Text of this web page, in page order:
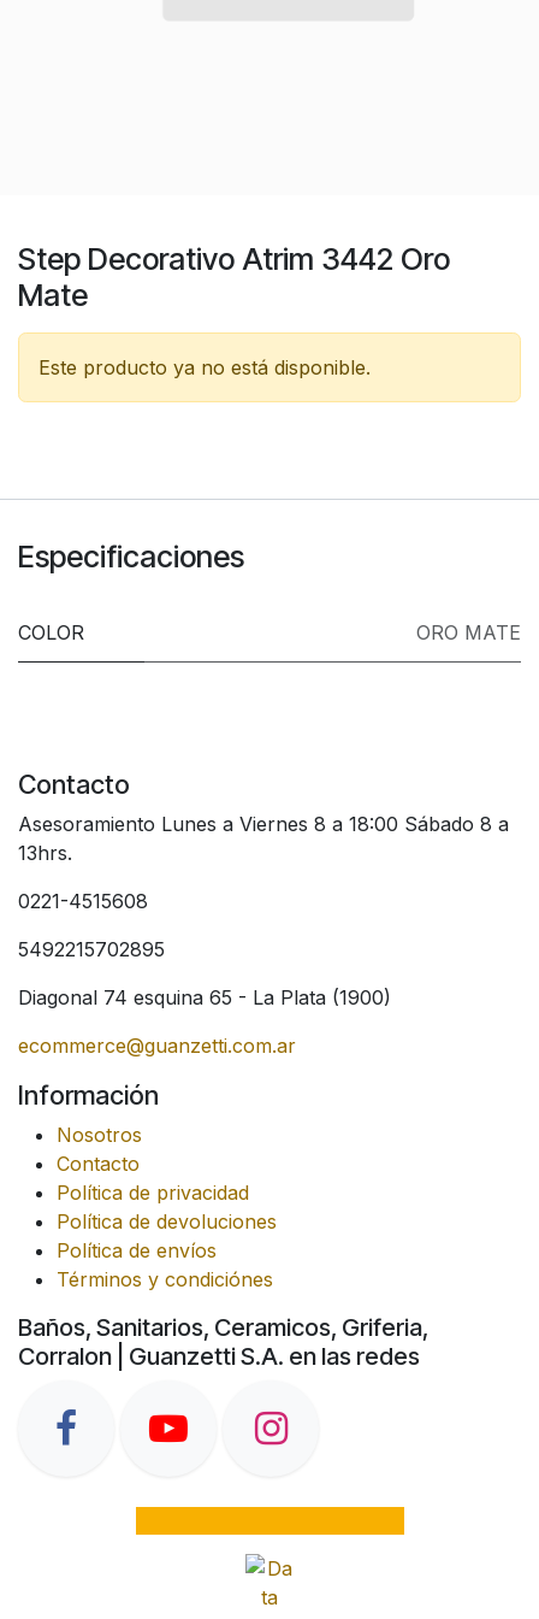
Step Decorativo Atrim 3442 Oro
Mate
Este producto ya no está disponible.
Especificaciones
COLOR ORO MATE
Contacto
Asesoramiento Lunes a Viernes 8 a 18:00 Sábado 8 a
13hrs.
0221-4515608
5492215702895
Diagonal 74 esquina 65 - La Plata (1900)
ecommerce@guanzetti.com.ar
Información
Nosotros
Contacto
Política de privacidad
Política de devoluciones
Política de envíos
Términos y condiciónes
Baños, Sanitarios, Ceramicos, Griferia,
Corralon | Guanzetti S.A. en las redes